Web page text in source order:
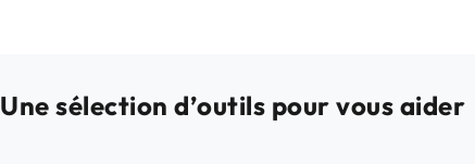
Une sélection d’outils pour vous aider